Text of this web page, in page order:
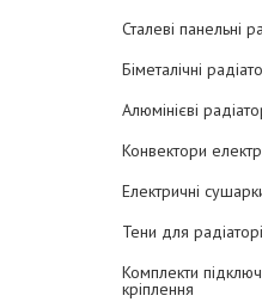
Сталеві панельні
Біметалічні
Алюмінієві
Конвектори
Електричні
Тени для
Комплекти
кріплення